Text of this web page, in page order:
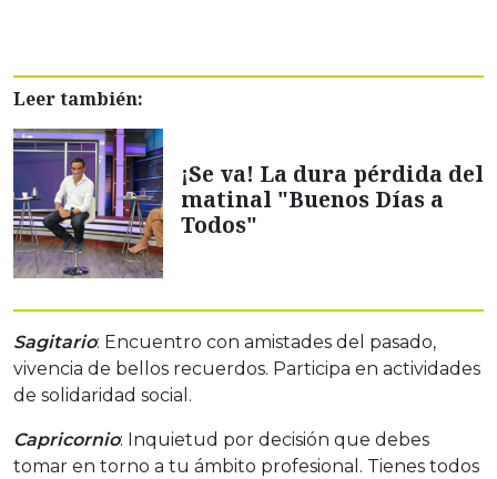
Leer también:
¡Se va! La dura pérdida del
matinal "Buenos Días a
Todos"
Sagitario: Encuentro con amistades del pasado,
vivencia de bellos recuerdos. Participa en actividades
de solidaridad social.
Capricornio: Inquietud por decisión que debes
tomar en torno a tu ámbito profesional. Tienes todos